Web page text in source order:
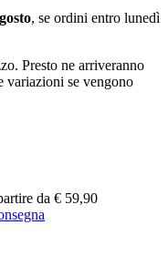
, se ordini entro lunedì
Presto ne arriveranno
variazioni se vengono
da € 59,90